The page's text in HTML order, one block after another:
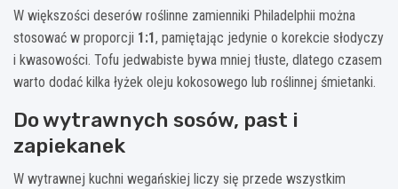
W większości deserów roślinne zamienniki Philadelphii można
stosować w proporcji 1:1, pamiętając jedynie o korekcie słodyczy
i kwasowości. Tofu jedwabiste bywa mniej tłuste, dlatego czasem
warto dodać kilka łyżek oleju kokosowego lub roślinnej śmietanki.
Do wytrawnych sosów, past i
zapiekanek
W wytrawnej kuchni wegańskiej liczy się przede wszystkim